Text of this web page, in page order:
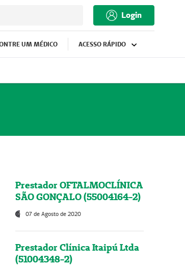
Login
UM MÉDICO ACESSO RÁPIDO
Prestador OFTALMOCLÍNICA
SÃO GONÇALO (55004164-2)
07 de Agosto de 2020
Prestador Clínica Itaipú Ltda
(51004348-2)